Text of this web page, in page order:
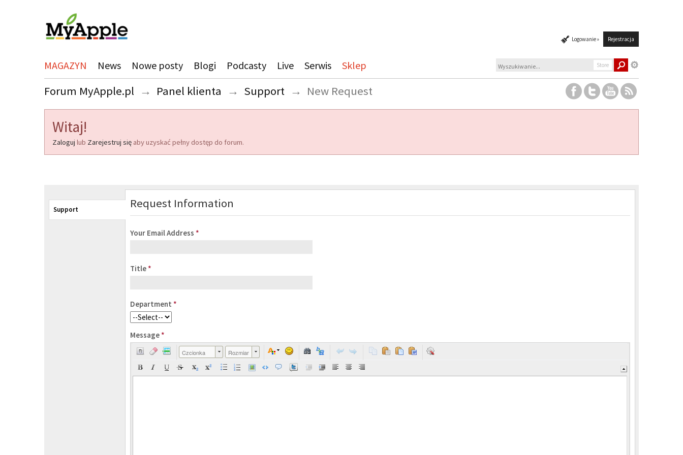
Logowanie » Rejestracja
MAGAZYN News Nowe posty Blogi Podcasty Live Serwis Sklep Store
Forum MyApple.pl → Panel klienta → Support → New Request
Witaj!
Zaloguj lub Zarejestruj się aby uzyskać pełny dostęp do forum.
Support Request Information
Your Email Address *
Title *
Department *
Message *
Czcionka Rozmiar